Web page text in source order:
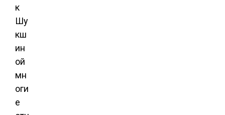
к
Шу
кш
ин
ой
мн
оги
е